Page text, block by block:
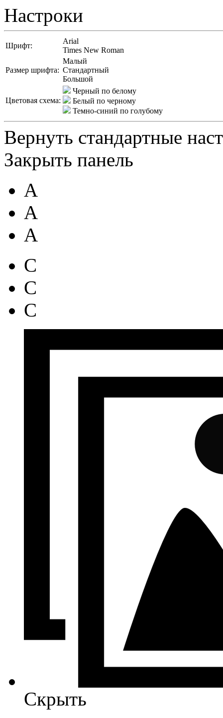
Настроки
Шрифт:
Arial
Times New Roman
Размер шрифта:
Малый
Стандартный
Большой
Цветовая схема:
Черный по белому
Белый по черному
Темно-синий по голубому
Вернуть стандартные
Закрыть панель
A
A
A
C
C
C
Скрыть